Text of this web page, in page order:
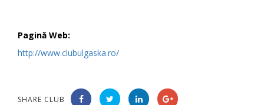
Pagină Web:
http://www.clubulgaska.ro/
SHARE CLUB